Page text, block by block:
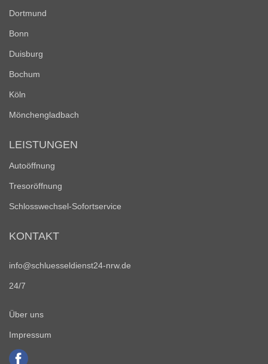
Dortmund
Bonn
Duisburg
Bochum
Köln
Mönchengladbach
LEISTUNGEN
Autoöffnung
Tresoröffnung
Schlosswechsel-Sofortservice
KONTAKT
info@schluesseldienst24-nrw.de
24/7
Über uns
Impressum